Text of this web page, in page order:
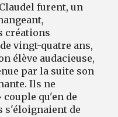
furent, un
créations
vingt-quatre ans,
élève audacieuse,
par la suite son
Ils ne
qu'en de
s'éloignaient de